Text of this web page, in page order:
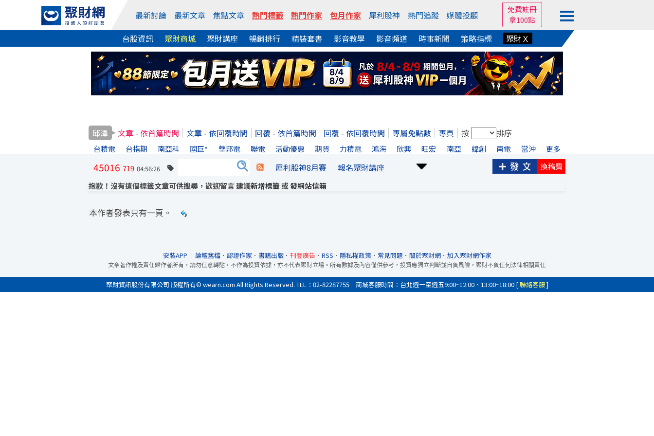
最新討論 最新文章 焦點文章 熱門標籤 熱門作家 包月作家 犀利股神 熱門追蹤 媒體投顧
免費註冊
拿100點
台股資訊 聚財商城 聚財講座 暢銷排行 精裝套書 影音教學 影音頻道 時事新聞 策略指標 聚財Ｘ
邱澤 文章 - 依首篇時間 文章 - 依回覆時間 回覆 - 依首篇時間 回覆 - 依回覆時間 專屬免點數 專頁 按 排序
台積電 台指期 南亞科 國巨* 華邦電 聯電 活動優惠 期貨 力積電 鴻海 欣興 旺宏 南亞 緯創 南電 當沖 更多
45016 719 04:56:26 犀利股神8月賽 報名聚財講座
換稿費
抱歉！沒有這個標籤文章可供搜尋，歡迎留言 建議新增標籤或發網站信箱
本作者發表只有一頁。
安裝APP ｜ 論壇舊檔． 認證作家． 書籍出版． 刊登廣告 ． RSS ． 隱私權政策． 常見問題 ． 關於聚財網． 加入聚財網作家
文章著作權及責任歸作者所有，請勿任意轉貼，不作為投資依據，亦不代表聚財立場。所有數據及內容僅供參考，投資應獨立判斷並自負風險，聚財不負任何法律相關責任
聚財資訊股份有限公司 版權所有© wearn.com All Rights Reserved. TEL：02-82287755 商城客服時間：台北週一至週五9:00~12:00、13:00~18:00 [聯絡客服]